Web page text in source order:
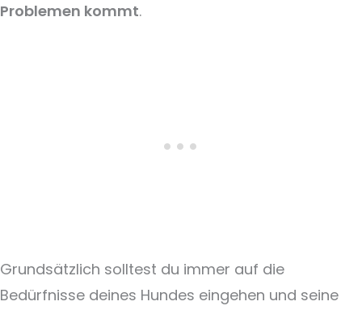
Problemen kommt.
Grundsätzlich solltest du immer auf die
Bedürfnisse deines Hundes eingehen und seine